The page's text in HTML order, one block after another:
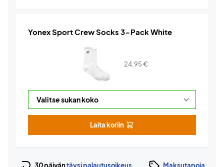
Yonex Sport Crew Socks 3-Pack White
24,95€
Laita koriin
30 päiväntäysi palautusoikeus Maksutapoja